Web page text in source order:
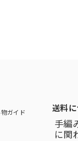
ガイド 送料
手編
に関